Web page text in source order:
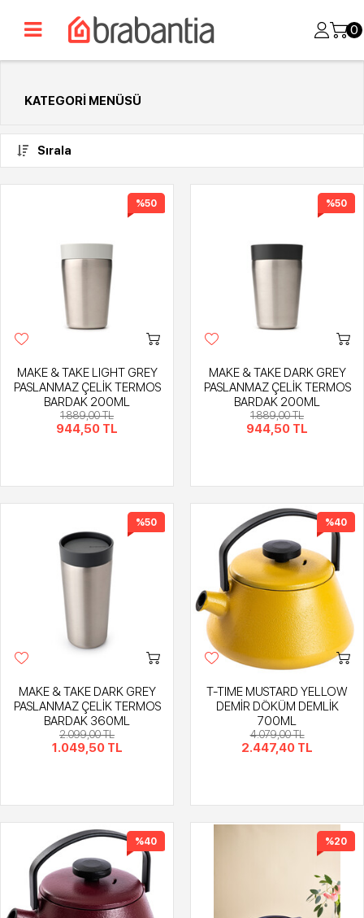
0
KATEGORI MENÜSÜ
Sırala
%50
MAKE & TAKE LIGHT GREY
PASLANMAZ ÇELİK TERMOS
BARDAK 200ML
1.889,00 TL
944,50 TL
%50
MAKE & TAKE DARK GREY
PASLANMAZ ÇELİK TERMOS
BARDAK 200ML
1.889,00 TL
944,50 TL
%50
MAKE & TAKE DARK GREY
PASLANMAZ ÇELİK TERMOS
BARDAK 360ML
2.099,00 TL
1.049,50 TL
%40
T-TIME MUSTARD YELLOW
DEMİR DÖKÜM DEMLİK
700ML
4.079,00 TL
2.447,40 TL
%40 %20